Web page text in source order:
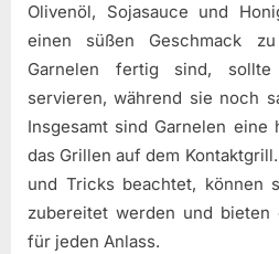
Olivenöl, Sojasauce und
einen süßen Geschmack
Garnelen fertig sind,
servieren, während sie noch
Insgesamt sind Garnelen eine
das Grillen auf dem
und Tricks beachtet, können
zubereitet werden und
für jeden Anlass.